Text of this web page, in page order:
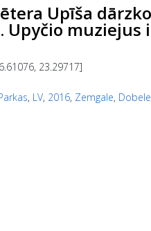
Upīša
Upyčio muziejus
23.29717]
, LV, 2016, Zemgale,